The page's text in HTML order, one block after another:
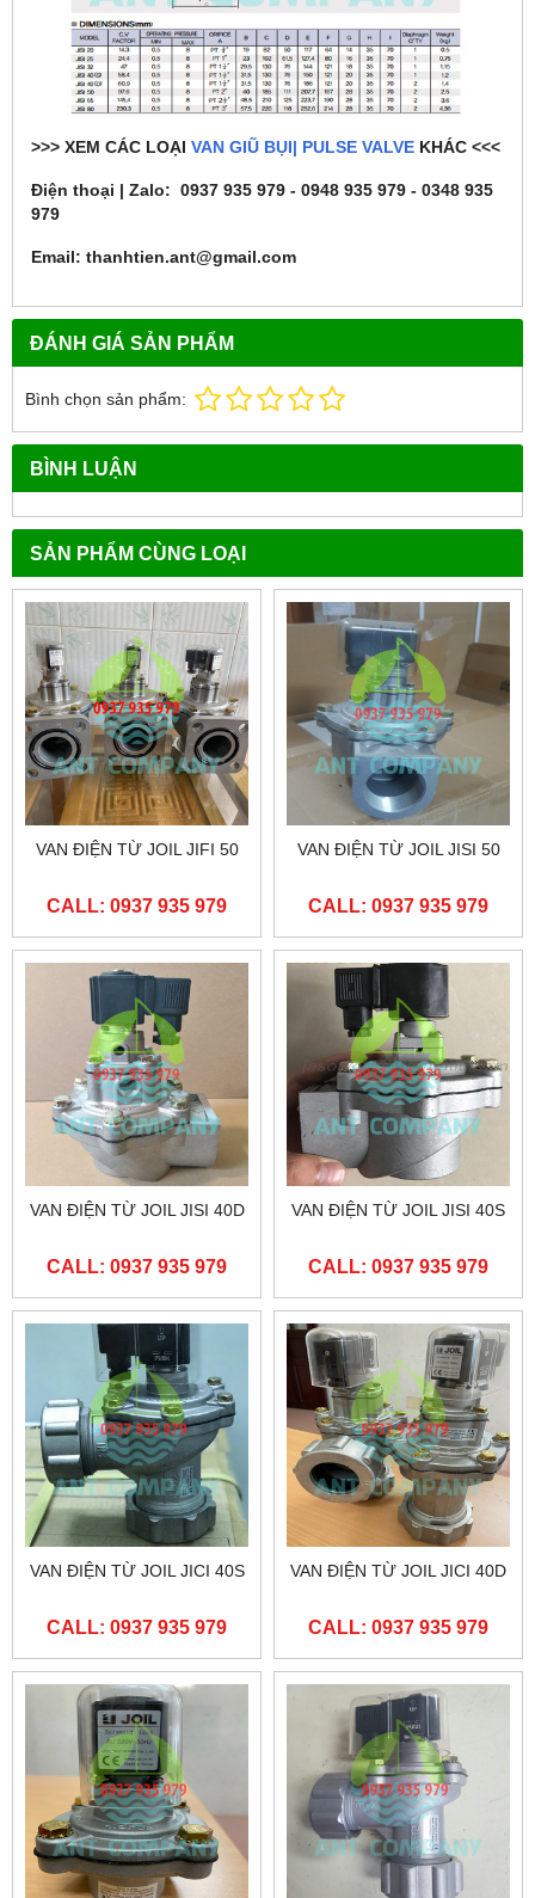
>>> XEM CÁC LOẠI VAN GIŨ BỤI| PULSE VALVE KHÁC <<<
Điện thoại | Zalo: 0937 935 979 - 0948 935 979 - 0348 935
979
Email: thanhtien.ant@gmail.com
ĐÁNH GIÁ SẢN PHẨM
Bình chọn sản phẩm:
BÌNH LUẬN
SẢN PHẨM CÙNG LOẠI
VAN ĐIỆN TỪ JOIL JIFI 50
CALL: 0937 935 979
VAN ĐIỆN TỪ JOIL JISI 50
CALL: 0937 935 979
VAN ĐIỆN TỪ JOIL JISI 40D
CALL: 0937 935 979
VAN ĐIỆN TỪ JOIL JISI 40S
CALL: 0937 935 979
VAN ĐIỆN TỪ JOIL JICI 40S
CALL: 0937 935 979
VAN ĐIỆN TỪ JOIL JICI 40D
CALL: 0937 935 979